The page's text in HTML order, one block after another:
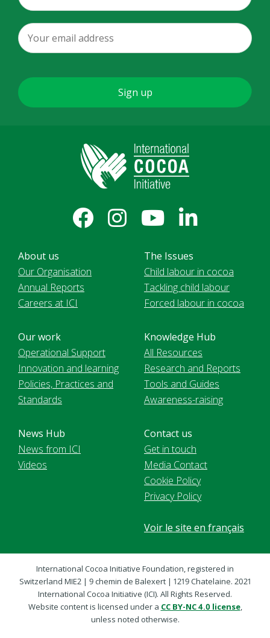
About us
Our Organisation
Annual Reports
Careers at ICI
The Issues
Child labour in cocoa
Tackling child labour
Forced labour in cocoa
Our work
Operational Support
Innovation and learning
Policies, Practices and
Standards
Knowledge Hub
All Resources
Research and Reports
Tools and Guides
Awareness-raising
News Hub
News from ICI
Videos
Contact us
Get in touch
Media Contact
Cookie Policy
Privacy Policy
Voir le site en français
International Cocoa Initiative Foundation, registered in
Switzerland MIE2 | 9 chemin de Balexert | 1219 Chatelaine. 2021
International Cocoa Initiative (ICI). All Rights Reserved.
Website content is licensed under a CC BY-NC 4.0 license,
unless noted otherwise.